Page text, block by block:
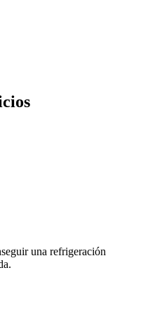
una refrigeración